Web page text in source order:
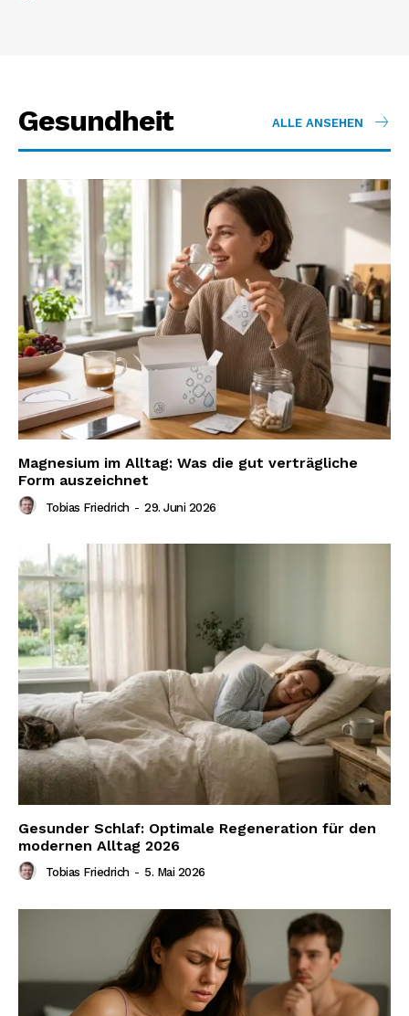
Gesundheit ALLE ANSEHEN
Magnesium im Alltag: Was die gut verträgliche
Form auszeichnet
Tobias Friedrich - 29. Juni 2026
Gesunder Schlaf: Optimale Regeneration für den
modernen Alltag 2026
Tobias Friedrich - 5. Mai 2026